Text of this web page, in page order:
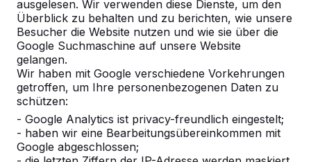
ausgelesen. Wir verwenden diese Dienste, um den
Überblick zu behalten und zu berichten, wie unsere
Besucher die Website nutzen und wie sie über die
Google Suchmaschine auf unsere Website
gelangen.
Wir haben mit Google verschiedene Vorkehrungen
getroffen, um Ihre personenbezogenen Daten zu
schützen:
- Google Analytics ist privacy-freundlich eingestelt;
- haben wir eine Bearbeitungsübereinkommen mit
Google abgeschlossen;
Referenzen
Unsere Produkte finden Sie in ganz Europa